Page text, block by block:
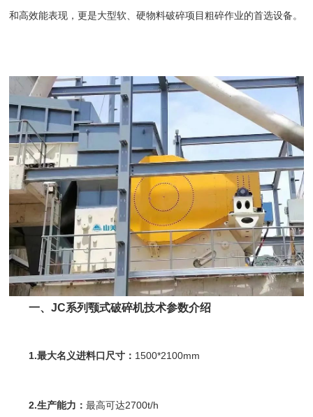
和高效能表现，更是大型软、硬物料破碎项目粗碎作业的首选设备。
一、JC系列颚式破碎机技术参数介绍
1.最大名义进料口尺寸： 1500*2100mm
2.生产能力：最高可达2700t/h